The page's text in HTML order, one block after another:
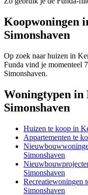
Koopwoningen
Simonshaven
Op zoek naar huizen in
Funda vind je momenteel
Simonshaven.
Woningtypen in
Simonshaven
Huizen te koop in
Appartementen te
Simonshaven
Simonshaven
Recreatiewoningen
Simonshaven